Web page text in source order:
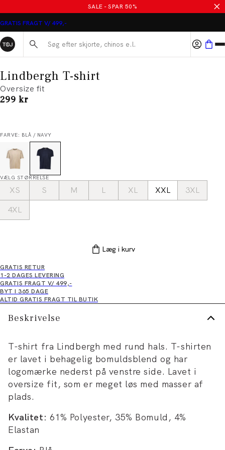
SALE - SPAR 50%
GRATIS FRAGT V/ 499,-
Søg her...
Lindbergh T-shirt
Oversize fit
I alt (inkl. rabat)
299 kr
FARVE: BLÅ / NAVY
VÆLG STØRRELSE
XS S M L XL XXL
3XL
4XL
Læg i kurv
GRATIS RETUR
1-2 DAGES LEVERING
GRATIS FRAGT V/ 499,-
BYT I 365 DAGE
ALTID GRATIS FRAGT TIL BUTIK
Beskrivelse
T-shirt fra Lindbergh med rund hals. T-shirten
er lavet i behagelig bomuldsblend og har
logomærke nederst på venstre side. Lavet i
oversize fit, som er meget løs med masser af
plads.
Kvalitet: 61% Polyester, 35% Bomuld, 4%
Elastan